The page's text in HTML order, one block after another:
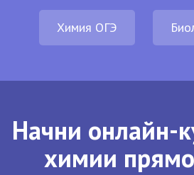
Химия ОГЭ
Начни онлайн-
химии